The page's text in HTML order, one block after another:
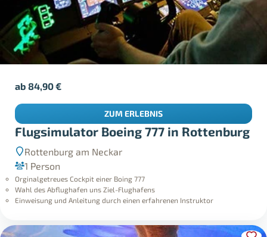
Flugsimulator Boeing 777 in Rottenburg
Rottenburg am Neckar
1 Person
Orginalgetreues Cockpit einer Boing 777
Wahl des Abflughafen uns Ziel-Flughafens
Einweisung und Anleitung durch einen erfahrenen Instruktor
ab84,90€
ZUM ERLEBNIS